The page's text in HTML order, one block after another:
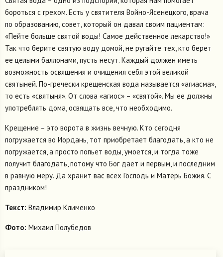
бороться с грехом. Есть у святителя Войно-Ясенецкого, врача
по образованию, совет, который он давал своим пациентам:
«Пейте больше святой воды! Самое действенное лекарство!»
Так что берите святую воду домой, не ругайте тех, кто берет
ее целыми баллонами, пусть несут. Каждый должен иметь
возможность освящения и очищения себя этой великой
святыней. По-гречески крещенская вода называется «агиасма»,
то есть «святыня». От слова «агиос» – «святой». Мы ее должны
употреблять дома, освящать все, что необходимо.
Крещение – это ворота в жизнь вечную. Кто сегодня
погружается во Иордань, тот приобретает благодать, а кто не
погружается, а просто попьет воды, умоется, и тогда тоже
получит благодать, потому что Бог дает и первым, и последним
в равную меру. Да хранит вас всех Господь и Матерь Божия. С
праздником!
Текст: Владимир Клименко
Фото: Михаил Полубедов